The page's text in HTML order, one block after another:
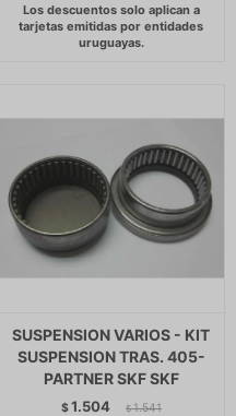
SUSPENSION VARIOS - KIT
SUSPENSION TRAS. 405-
PARTNER SKF SKF
$1.504 $ 1.541